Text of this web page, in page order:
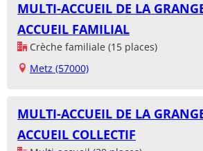
MULTI-ACCUEIL DE LA
ACCUEIL FAMILIAL
Crèche familiale (15 places)
Metz (57000)
MULTI-ACCUEIL DE LA
ACCUEIL COLLECTIF